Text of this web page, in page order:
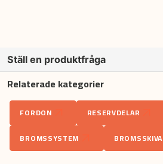
Ställ en produktfråga
question
Fråga oss något om denna produkten...
name
Namn
Relaterade kategorier
FORDON
RESERVDELAR
BROMSSYSTEM
BROMSSKIVA